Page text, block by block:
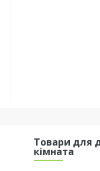
Товари для
кімната